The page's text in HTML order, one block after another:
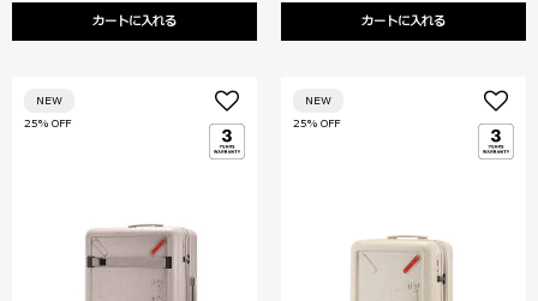
カートに入れる カートに入れる
25% OFF
NEW
25% OFF
NEW